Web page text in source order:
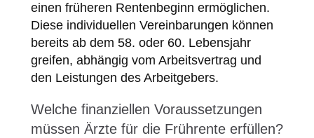
einen früheren Rentenbeginn ermöglichen.
Diese individuellen Vereinbarungen können
bereits ab dem 58. oder 60. Lebensjahr
greifen, abhängig vom Arbeitsvertrag und
den Leistungen des Arbeitgebers.
Welche finanziellen Voraussetzungen
müssen Ärzte für die Frührente erfüllen?